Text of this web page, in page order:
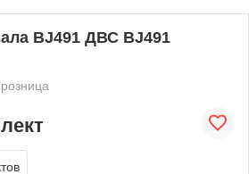
BJ491 ДВС BJ491